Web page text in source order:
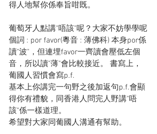
得人地幫你係奉旨咁既。
葡萄牙人點講"唔該"呢？大家不妨學學呢
個詞 : por favor(粵音 : 薄佛科) 本身por係
讀"波"，但連埋favor一齊讀會壓低左個
音，所以讀"薄"會比較接近。 書寫上，
葡國人習慣會寫p.f.
基本上你講完一句野之後加返句p.f.會顯
得你有禮貌，同香港人問完人野講"唔
該"係一樣道理。
希望對大家同葡國人溝通有幫助。